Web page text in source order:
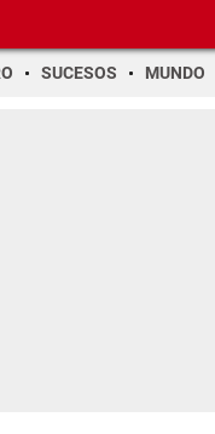
SUCESOS MUNDO